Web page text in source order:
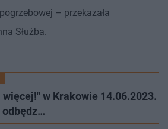
– przekazała
Służba.
w Krakowie 14.06.2023.
odbędz…